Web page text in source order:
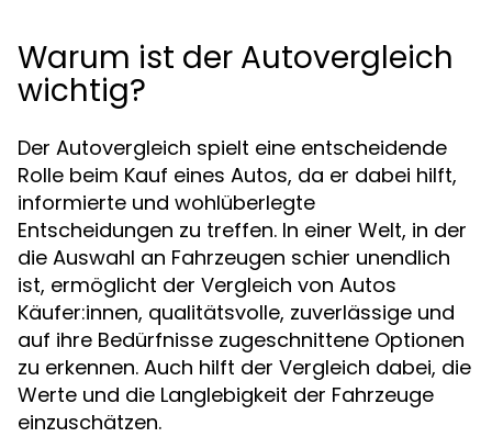
Warum ist der Autovergleich
wichtig?
Der Autovergleich spielt eine entscheidende
Rolle beim Kauf eines Autos, da er dabei hilft,
informierte und wohlüberlegte
Entscheidungen zu treffen. In einer Welt, in der
die Auswahl an Fahrzeugen schier unendlich
ist, ermöglicht der Vergleich von Autos
Käufer:innen, qualitätsvolle, zuverlässige und
auf ihre Bedürfnisse zugeschnittene Optionen
zu erkennen. Auch hilft der Vergleich dabei, die
Werte und die Langlebigkeit der Fahrzeuge
einzuschätzen.